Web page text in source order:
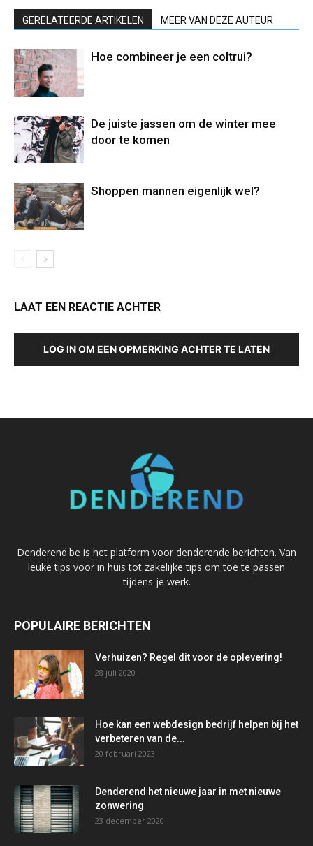
GERELATEERDE ARTIKELEN MEER VAN DEZE AUTEUR
Hoe combineer je een coltrui?
De juiste jassen om de winter mee
door te komen
Shoppen mannen eigenlijk wel?
LAAT EEN REACTIE ACHTER
LOG IN OM EEN OPMERKING ACHTER TE LATEN
Denderend.be is het platform voor denderende berichten. Van
leuke tips voor in huis tot zakelijke tips om toe te passen
tijdens je werk.
POPULAIRE BERICHTEN
Verhuizen? Regel dit voor de oplevering!
28 juli 2020
Hoe kan een webdesign bedrijf helpen bij het
verbeteren van de...
20 februari 2023
Denderend het nieuwe jaar in met nieuwe
zonwering
23 december 2020